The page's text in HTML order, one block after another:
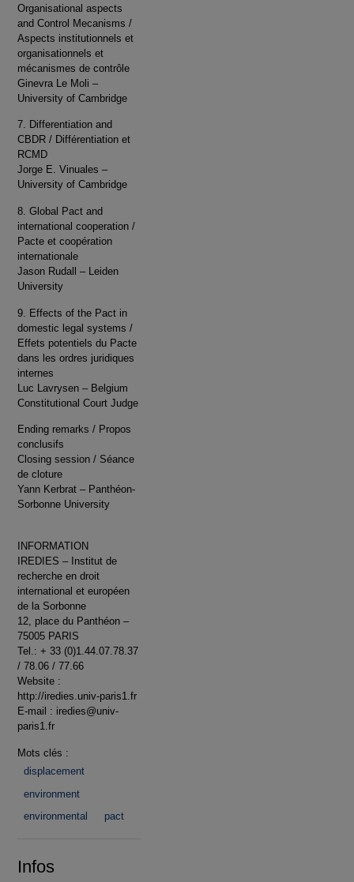
Organisational aspects
and Control Mecanisms /
Aspects institutionnels et
organisationnels et
mécanismes de contrôle
Ginevra Le Moli –
University of Cambridge
7. Differentiation and
CBDR / Différentiation et
RCMD
Jorge E. Vinuales –
University of Cambridge
8. Global Pact and
international cooperation /
Pacte et coopération
internationale
Jason Rudall – Leiden
University
9. Effects of the Pact in
domestic legal systems /
Effets potentiels du Pacte
dans les ordres juridiques
internes
Luc Lavrysen – Belgium
Constitutional Court Judge
Ending remarks / Propos
conclusifs
Closing session / Séance
de cloture
Yann Kerbrat – Panthéon-
Sorbonne University
INFORMATION
IREDIES – Institut de
recherche en droit
international et européen
de la Sorbonne
12, place du Panthéon –
75005 PARIS
Tel.: + 33 (0)1.44.07.78.37
/ 78.06 / 77.66
Website :
http://iredies.univ-paris1.fr
E-mail : iredies@univ-
paris1.fr
Mots clés :
displacement
environment
environmental
pact
Infos